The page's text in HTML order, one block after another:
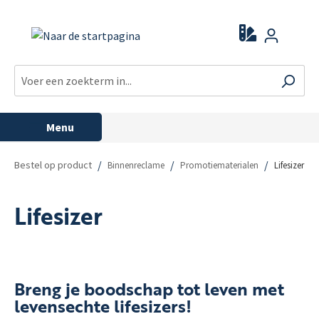
Menu
Bestel op product / Binnenreclame / Promotiematerialen / Lifesizer
Lifesizer
Breng je boodschap tot leven met
levensechte lifesizers!